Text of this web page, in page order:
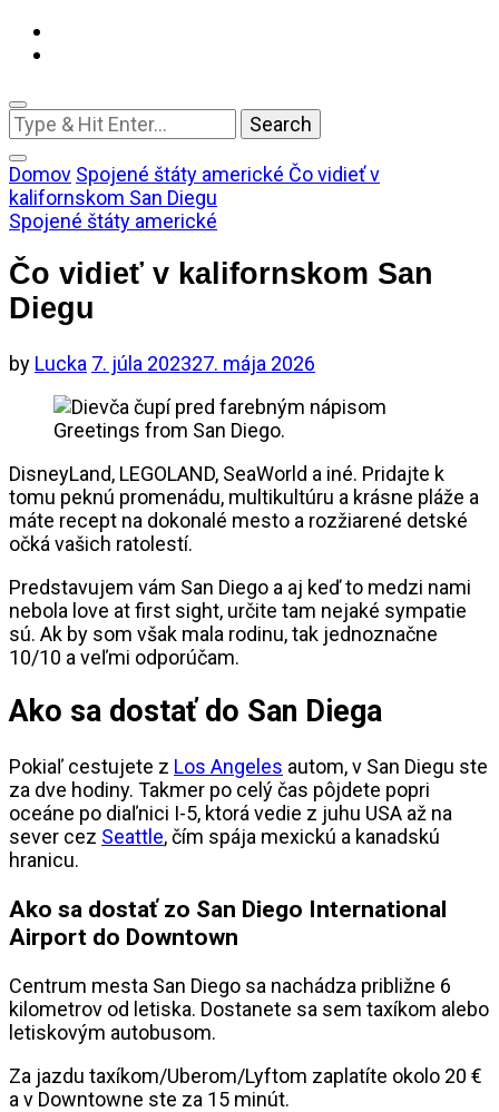
Looking
for
Something?
Domov Spojené štáty americké Čo vidieť v
kalifornskom San Diegu
Spojené štáty americké
Čo vidieť v kalifornskom San
Diegu
by Lucka 7. júla 202327. mája 2026
DisneyLand, LEGOLAND, SeaWorld a iné. Pridajte k
tomu peknú promenádu, multikultúru a krásne pláže a
máte recept na dokonalé mesto a rozžiarené detské
očká vašich ratolestí.
Predstavujem vám San Diego a aj keď to medzi nami
nebola love at first sight, určite tam nejaké sympatie
sú. Ak by som však mala rodinu, tak jednoznačne
10/10 a veľmi odporúčam.
Ako sa dostať do San Diega
Pokiaľ cestujete z Los Angeles autom, v San Diegu ste
za dve hodiny. Takmer po celý čas pôjdete popri
oceáne po diaľnici I-5, ktorá vedie z juhu USA až na
sever cez Seattle, čím spája mexickú a kanadskú
hranicu.
Ako sa dostať zo San Diego International
Airport do Downtown
Centrum mesta San Diego sa nachádza približne 6
kilometrov od letiska. Dostanete sa sem taxíkom alebo
letiskovým autobusom.
Za jazdu taxíkom/Uberom/Lyftom zaplatíte okolo 20 €
a v Downtowne ste za 15 minút.